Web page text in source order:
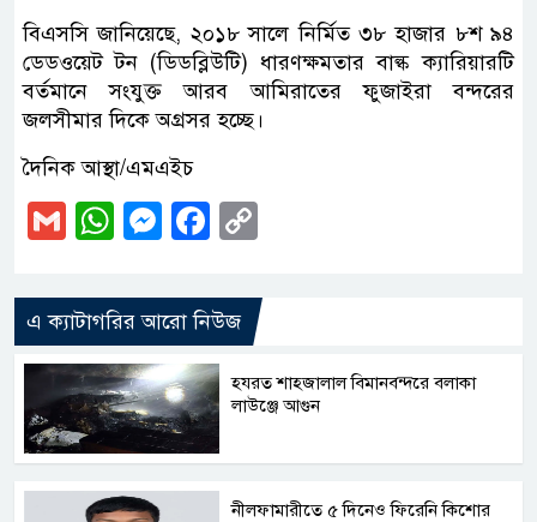
বিএসসি জানিয়েছে, ২০১৮ সালে নির্মিত ৩৮ হাজার ৮শ ৯৪
ডেডওয়েট টন (ডিডব্লিউটি) ধারণক্ষমতার বাল্ক ক্যারিয়ারটি
বর্তমানে সংযুক্ত আরব আমিরাতের ফুজাইরা বন্দরের
জলসীমার দিকে অগ্রসর হচ্ছে।
দৈনিক আস্থা/এমএইচ
GmailWhatsApp
Messenger
Facebook
এ ক্যাটাগরির আরো নিউজ
হযরত শাহজালাল বিমানবন্দরে বলাকা
লাউঞ্জে আগুন
নীলফামারীতে ৫ দিনেও ফিরেনি কিশোর